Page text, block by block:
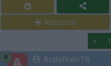
Rispondi
< 1
6 Ardefede76